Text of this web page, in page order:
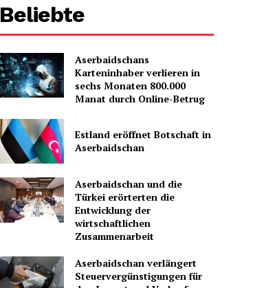
Beliebte
Aserbaidschans
Karteninhaber verlieren in
sechs Monaten 800.000
Manat durch Online-Betrug
Estland eröffnet Botschaft in
Aserbaidschan
Aserbaidschan und die
Türkei erörterten die
Entwicklung der
wirtschaftlichen
Zusammenarbeit
Aserbaidschan verlängert
Steuervergünstigungen für